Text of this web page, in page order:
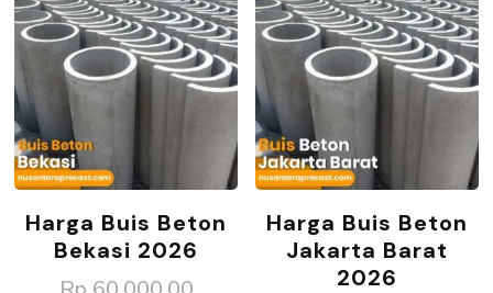
Harga Buis Beton
Bekasi 2026
Harga Buis Beton
Jakarta Barat
2026